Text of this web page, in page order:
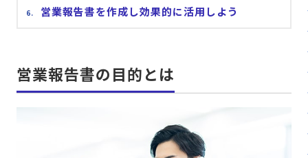
営業報告書を作成し効果的に活用しよう
営業報告書の目的とは